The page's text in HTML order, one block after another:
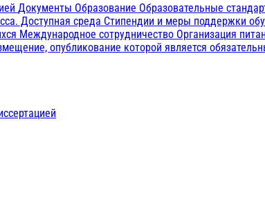
Документы Образование Образовательные
Доступная среда Стипендии и меры поддержки
Международное сотрудничество Организация
опубликование которой является